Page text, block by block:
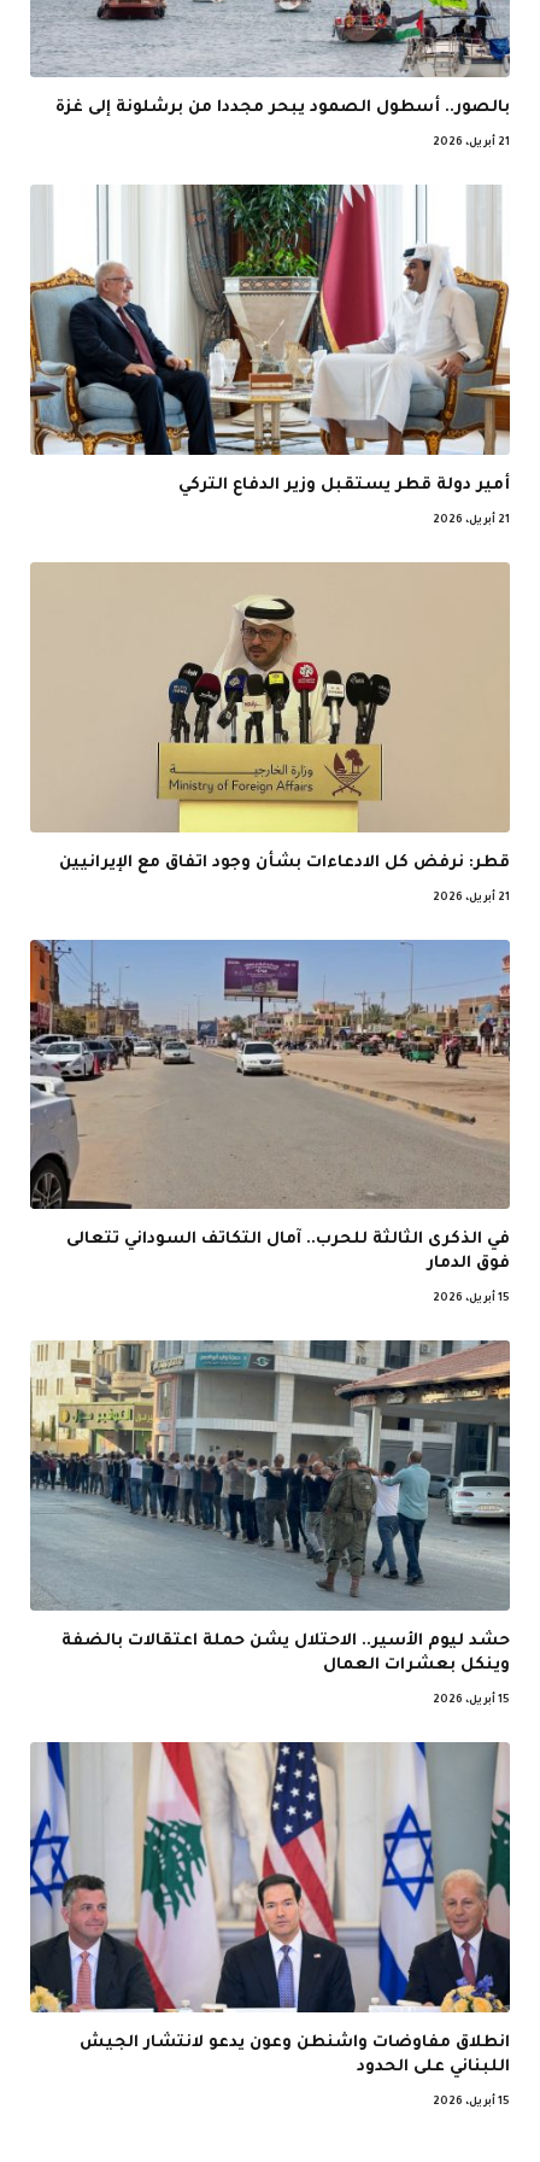
بالصور.. أسطول الصمود يبحر مجددا من برشلونة إلى غزة
21 أبريل، 2026
أمير دولة قطر يستقبل وزير الدفاع التركي
21 أبريل، 2026
قطر: نرفض كل الادعاءات بشأن وجود اتفاق مع الإيرانيين
21 أبريل، 2026
في الذكرى الثالثة للحرب.. آمال التكاتف السوداني تتعالى
فوق الدمار
15 أبريل، 2026
حشد ليوم الأسير.. الاحتلال يشن حملة اعتقالات بالضفة
وينكل بعشرات العمال
15 أبريل، 2026
انطلاق مفاوضات واشنطن وعون يدعو لانتشار الجيش
اللبناني على الحدود
15 أبريل، 2026